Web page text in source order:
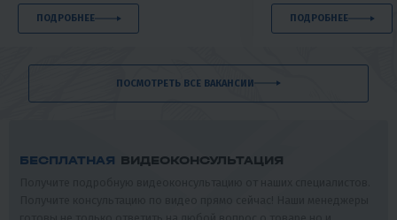
штата открывает набор на вакансию
Мастер-приемщик .
ПОДРОБНЕЕ
штата открывает
Менеджер по
ПОДРОБНЕЕ
ПОСМОТРЕТЬ ВСЕ ВАКАНСИИ
БЕСПЛАТНАЯ ВИДЕОКОНСУЛЬТАЦИЯ